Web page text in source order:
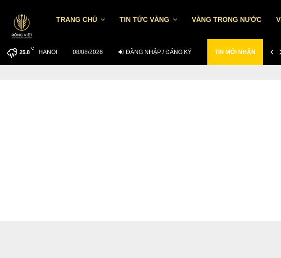
TRANG CHỦ TIN TỨC VÀNG VÀNG TRONG NƯỚC
25.8
C
HANOI 08/08/2026 ĐĂNG NHẬP / ĐĂNG KÝ TIN MỚI NHẬN
MUỐN ĐẦU TƯ HIỆU QUẢ NGÀY 6/8:…